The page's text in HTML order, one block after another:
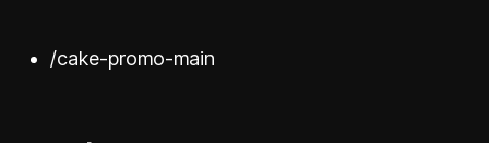
/cake-promo-main